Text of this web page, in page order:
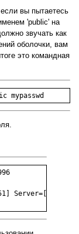
вы пытаетесь
'public' на
звучать как
оболочки, вам
это командная
Server=[NT